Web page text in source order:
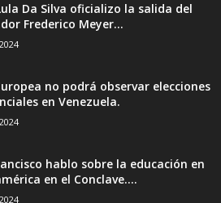
Da Silva oficializo la salida del
Frederico Meyer...
no podrá observar elecciones
en Venezuela.
hablo sobre la educación en
en el Conclave....